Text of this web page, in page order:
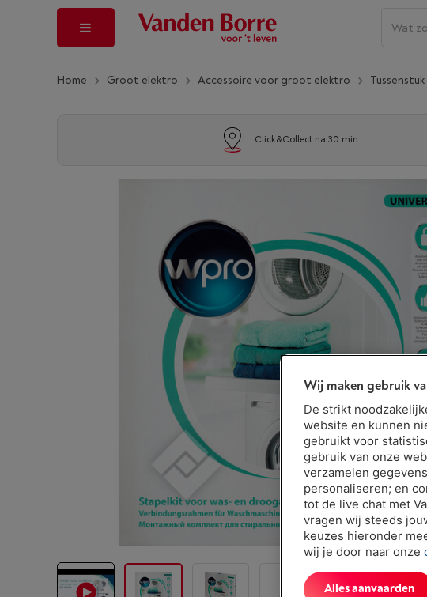
Home Groot elektro Accessoire voor groot elektro
Click&Collect na 30 min
Wij maken gebruik
De strikt
website en kunnen
gebruikt voor
gebruik van onze
verzamelen
personaliseren; en
tot de live chat met
vragen wij steeds
keuzes hieronder
wij je door naar onze
Alles aanvaarden